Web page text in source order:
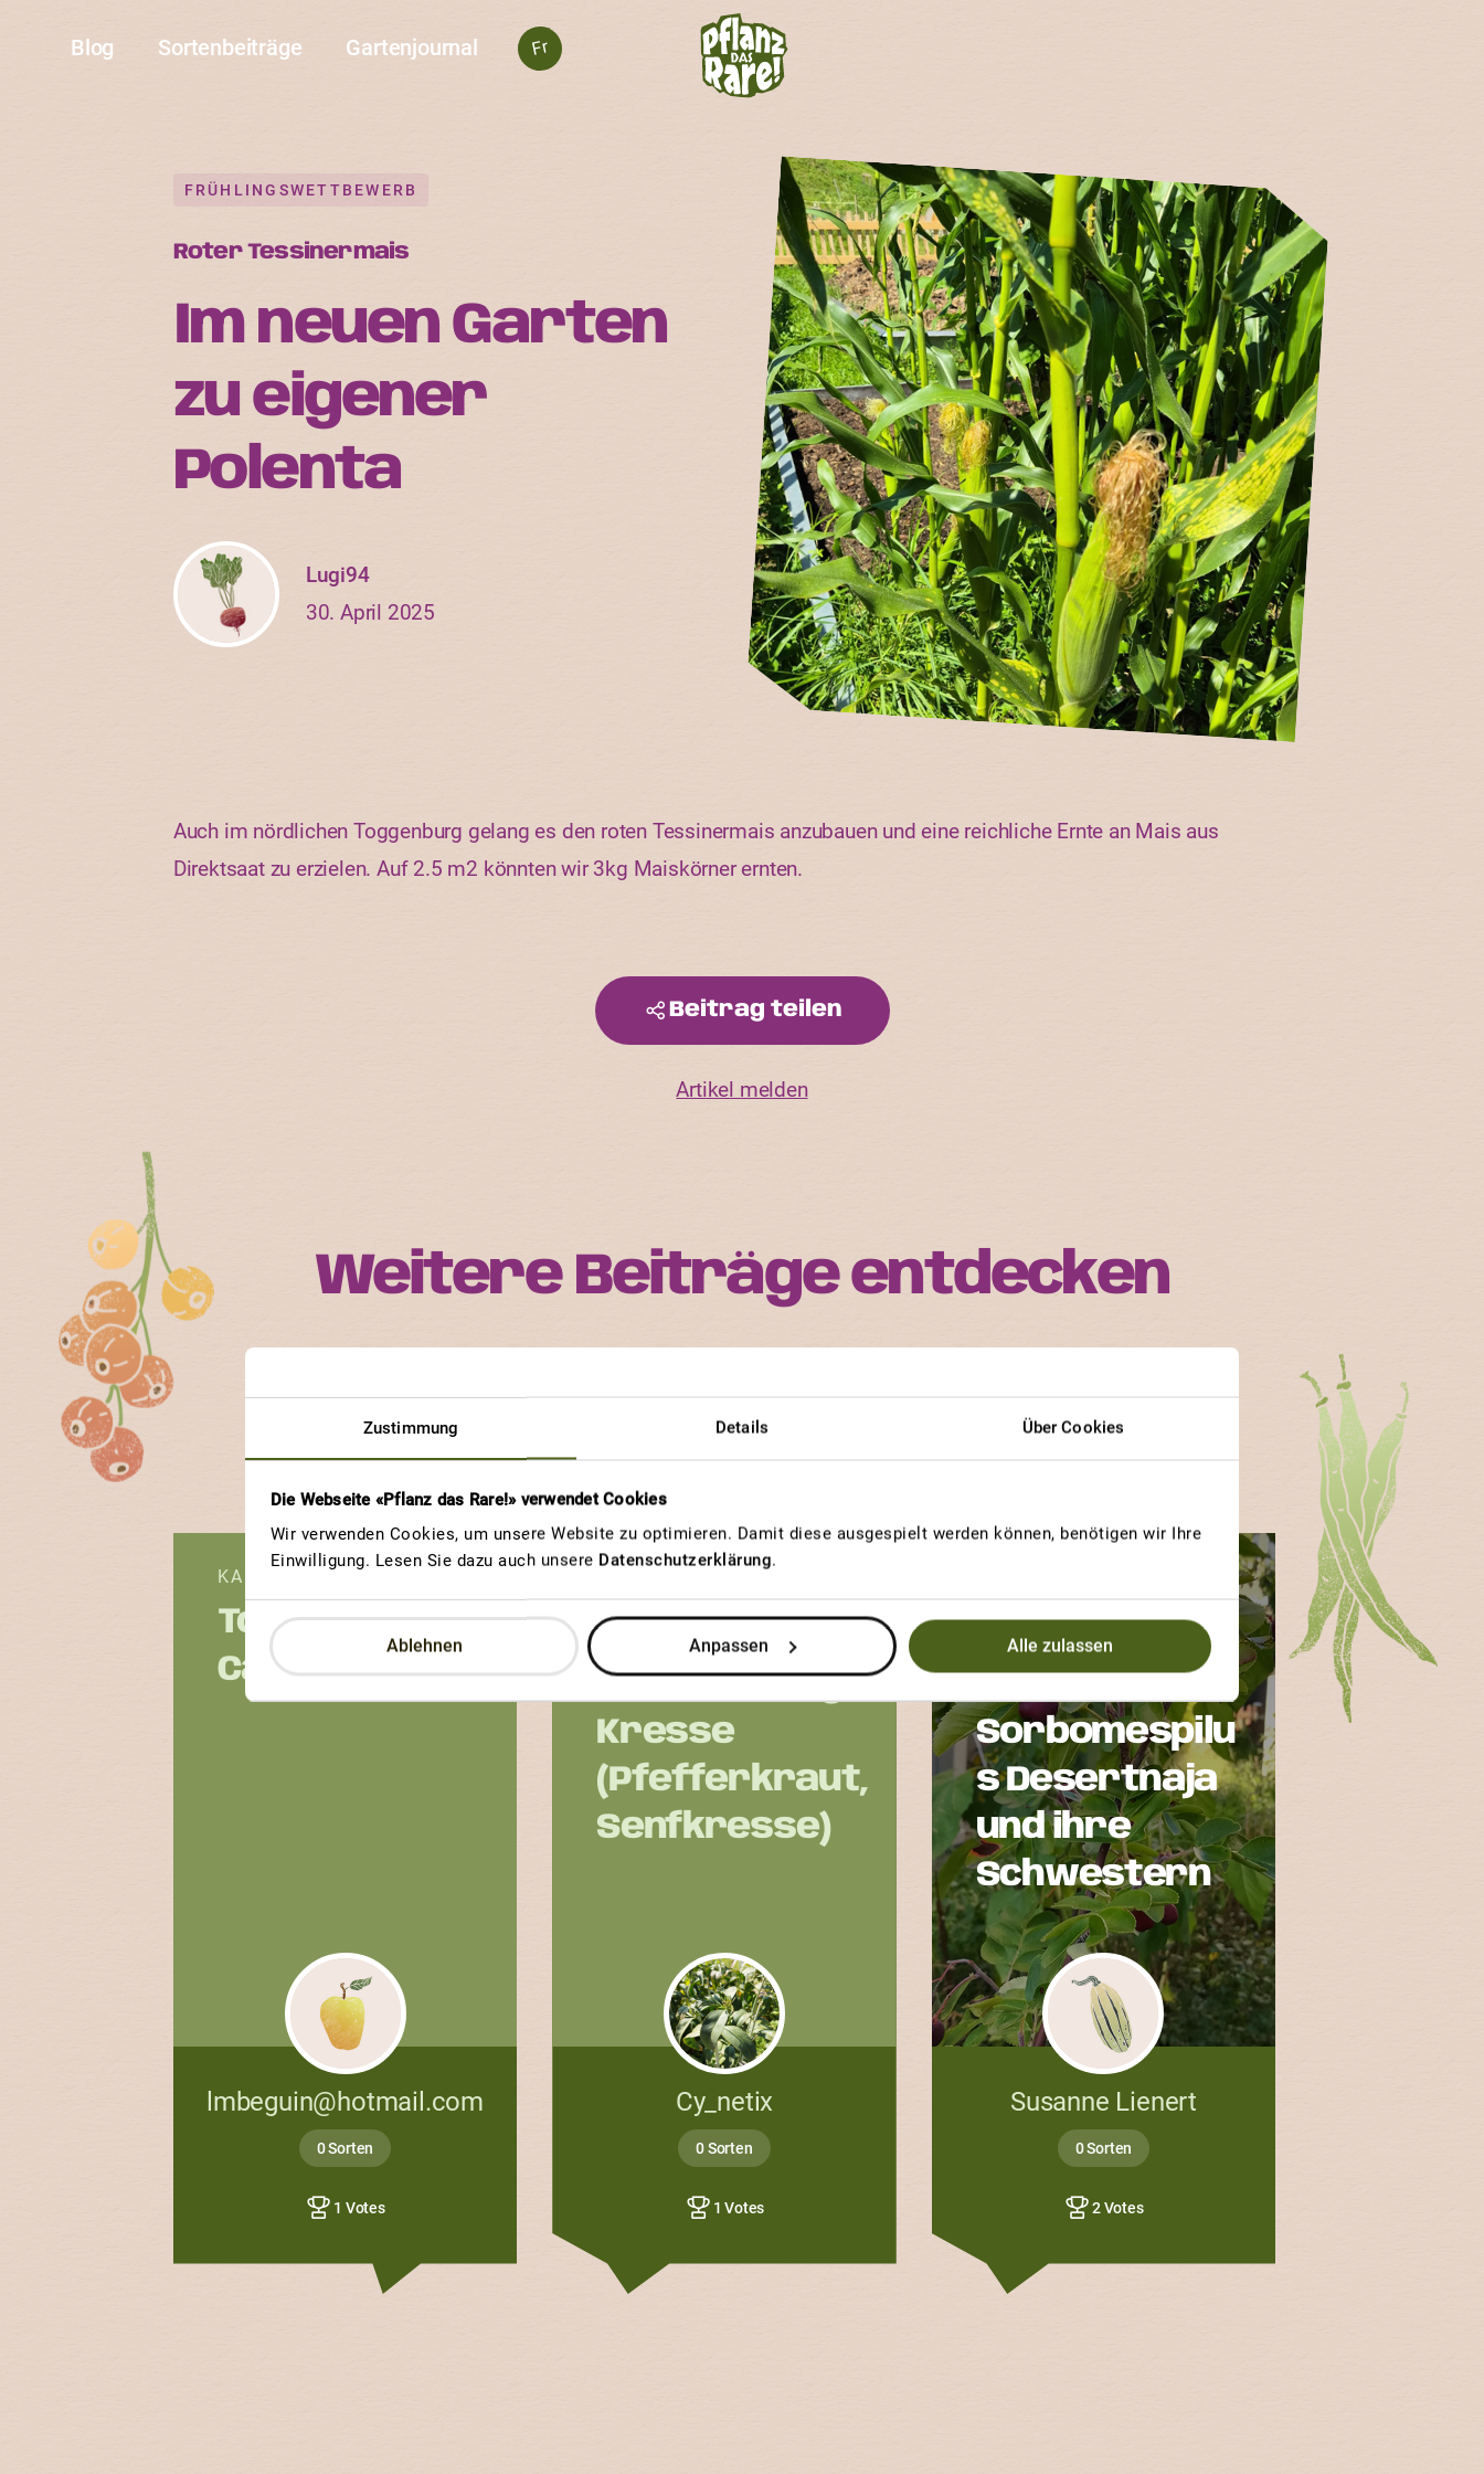
Zustimmung Details Über Cookies
Die Webseite «Pflanz das Rare!» verwendet Cookies
Wir verwenden Cookies, um unsere Website zu optimieren. Damit diese ausgespielt werden können, benötigen wir Ihre
Einwilligung. Lesen Sie dazu auch unsere Datenschutzerklärung.
Ablehnen Anpassen Alle zulassen
Fr
Blog Sortenbeiträge Gartenjournal
FRÜHLINGSWETTBEWERB
Roter Tessinermais
Im neuen Garten
zu eigener
Polenta
Lugi94
30. April 2025
Auch im nördlichen Toggenburg gelang es den roten Tessinermais anzubauen und eine reichliche Ernte an Mais aus
Direktsaat zu erzielen. Auf 2.5 m2 könnten wir 3kg Maiskörner ernten.
Beitrag teilen
Artikel melden
Weitere Beiträge entdecken
Erfahre, an welchen Sorten und an welchen Eigenschaften andere Gärtnerinnen und Gärtner besonders
viel Freude haben.
KARDINALSTOMATE
Tomate du
Cardinal
lmbeguin@hotmail.com
0 Sorten
1 Votes
GEWINNERBEITRAG
AUSDAUERNDE
GARTENKRESSE
Breitblättrige
Kresse
(Pfefferkraut,
Senfkresse)
Cy_netix
0 Sorten
1 Votes
MITSCHURINA
DESERTNAJA
X
Sorbomespilu
s Desertnaja
und ihre
Schwestern
Susanne Lienert
0 Sorten
2 Votes